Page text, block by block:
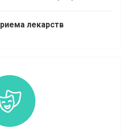
лекарств